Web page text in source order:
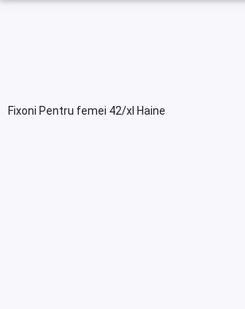
Fixoni Pentru femei 42/xl Haine